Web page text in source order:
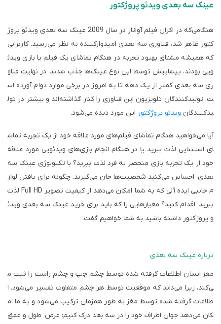
عینک سه بعدی ویدئو پروژکتور
هنگامی‌که در اکران فیلم آواتار در سال 2009 عینک سه بعدی ویدئو پروژ
کتور ظاهر شد، فناوری سه بعدی امیدوارکننده به نظر می‌رسید. کاربرانی
که همیشه مشتاق بهبود تجربه در هنگام تماشای یک فیلم یا بازی ویدئ
ویی بودند، پیشاپیش توسط این نوع عینک‌ها جذب شدند. در نهایت فناو
ری سه بعدی کمتر از یک دهه تا به امروز در برخی موارد دوام آورده اس
ت. تولیدکنندگان تلویزیون این فناوری را کنار گذاشته‌اند و بیشتر در تول
یدکنندگان ویدئو پروژکتور این مورد دیده می‌شود.
آیا می‌خواهید هنگام تماشای فیلم‌های مورد علاقه خود از یک تجربه تماش
ای استثنایی لذت ببرید یا در هنگام انجام بازی‌های ویدئویی مورد علاقه
خود از یک تجربه بازی منحصر به فرد لذت ببرید؟ با تکنولوژی عینک سه
بعدی، احساس می‌کنید شخصیت‌ها جان می‌گیرند. چگونه برای یافتن لواز
م جانبی ایده آلی که به شما امکان می‌دهد از کیفیت تصویر Full HDلذت
ببرید، اقدام کنید؟ معیارهایی را که باید برای خرید عینک سه بعدی ویدئ
و پروژکتور داشته باشید به شما خواهیم گفت.
درباره عینک سه بعدی
مغز انسان اطلاعات گرفته شده توسط چشم چپ و چشم راست را ثبت م
ی‌کند، زیرا می‌داند که موقعیت توسط هر چشم متفاوت تفسیر می‌شود. ا
طلاعات گرفته شده توسط مغز به طور همزمان ترکیب می‌شود و به ما ام
کان می‌دهد جهان اطراف خود را در سه بعد درک کنیم: عرض، طول و عمق